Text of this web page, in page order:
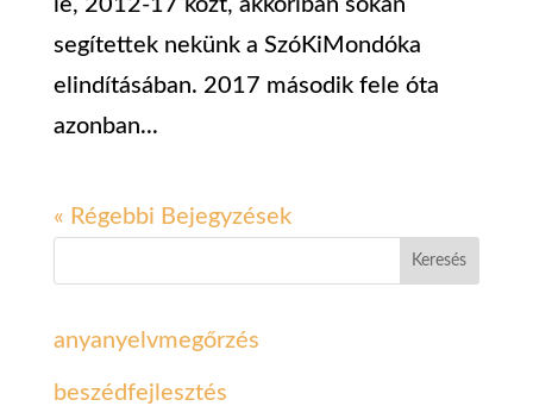
le, 2012-17 közt, akkoriban sokan
segítettek nekünk a SzóKiMondóka
elindításában. 2017 második fele óta
azonban...
« Régebbi Bejegyzések
Keresés
anyanyelvmegőrzés
beszédfejlesztés